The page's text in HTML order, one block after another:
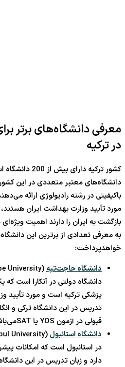
معرفی دانشگاه‌های برتر
در ترکیه
کشور ترکیه دارای
دانشگاه‌های معتبر متعددی در این
باکیفیتی در رشته رادیولوژی ارائه
مورد تأیید وزارت بهداشت ایران
بازگشت به ایران را دارند اهمیت
به معرفی تعدادی از برترین این
خواهدپرداخت:
دانشگاه حاجت‌تپه
دانشگاه دولتی در آنکارا است که
پزشکی ترکیه است و مورد تأیید
تدریس در این دانشگاه ترکی و
قبولی در آزمون YOS یا SATمی‌باشد.
دانشگاه استانبول
در استانبول است که امکانات
دارد و زبان تدریس در این